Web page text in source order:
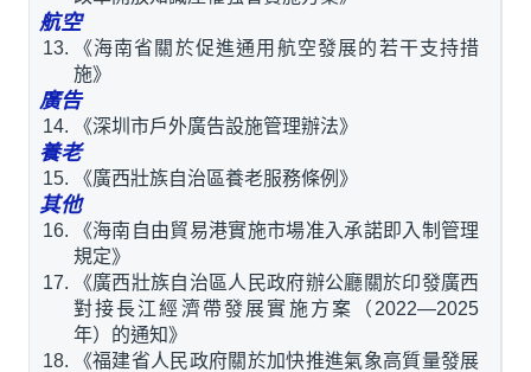
航空
《海南省關於促進通用航空發展的若干支持措
施》
廣告
《深圳市戶外廣告設施管理辦法》
養老
《廣西壯族自治區養老服務條例》
其他
《海南自由貿易港實施市場准入承諾即入制管理
規定》
《廣西壯族自治區人民政府辦公廳關於印發廣西
對接長江經濟帶發展實施方案（2022—2025
年）的通知》
《福建省人民政府關於加快推進氣象高質量發展